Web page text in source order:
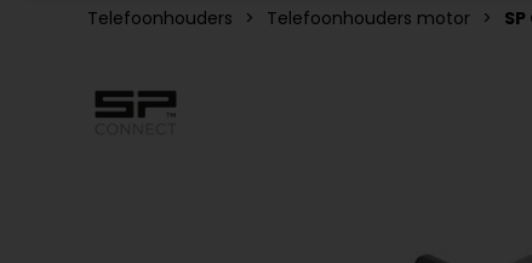
Telefoonhouders Telefoonhouders motor